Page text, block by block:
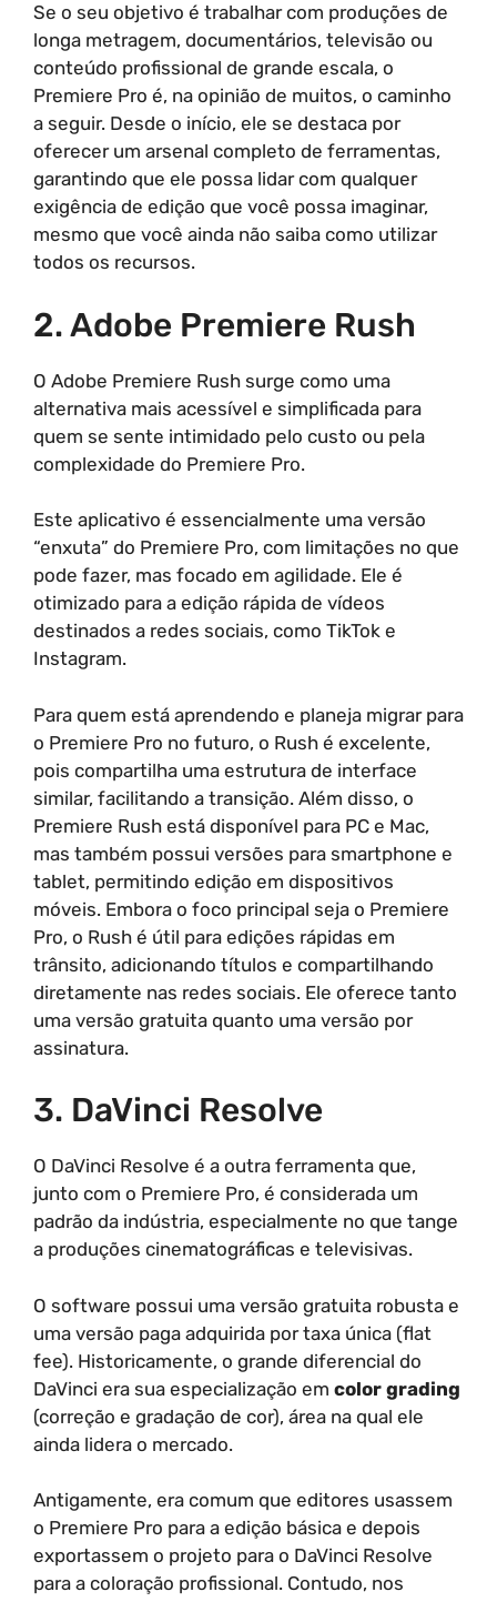
Se o seu objetivo é trabalhar com produções de
longa metragem, documentários, televisão ou
conteúdo profissional de grande escala, o
Premiere Pro é, na opinião de muitos, o caminho
a seguir. Desde o início, ele se destaca por
oferecer um arsenal completo de ferramentas,
garantindo que ele possa lidar com qualquer
exigência de edição que você possa imaginar,
mesmo que você ainda não saiba como utilizar
todos os recursos.
2. Adobe Premiere Rush
O Adobe Premiere Rush surge como uma
alternativa mais acessível e simplificada para
quem se sente intimidado pelo custo ou pela
complexidade do Premiere Pro.
Este aplicativo é essencialmente uma versão
“enxuta” do Premiere Pro, com limitações no que
pode fazer, mas focado em agilidade. Ele é
otimizado para a edição rápida de vídeos
destinados a redes sociais, como TikTok e
Instagram.
Para quem está aprendendo e planeja migrar para
o Premiere Pro no futuro, o Rush é excelente,
pois compartilha uma estrutura de interface
similar, facilitando a transição. Além disso, o
Premiere Rush está disponível para PC e Mac,
mas também possui versões para smartphone e
tablet, permitindo edição em dispositivos
móveis. Embora o foco principal seja o Premiere
Pro, o Rush é útil para edições rápidas em
trânsito, adicionando títulos e compartilhando
diretamente nas redes sociais. Ele oferece tanto
uma versão gratuita quanto uma versão por
assinatura.
3. DaVinci Resolve
O DaVinci Resolve é a outra ferramenta que,
junto com o Premiere Pro, é considerada um
padrão da indústria, especialmente no que tange
a produções cinematográficas e televisivas.
O software possui uma versão gratuita robusta e
uma versão paga adquirida por taxa única (flat
fee). Historicamente, o grande diferencial do
DaVinci era sua especialização em color grading
(correção e gradação de cor), área na qual ele
ainda lidera o mercado.
Antigamente, era comum que editores usassem
o Premiere Pro para a edição básica e depois
exportassem o projeto para o DaVinci Resolve
para a coloração profissional. Contudo, nos